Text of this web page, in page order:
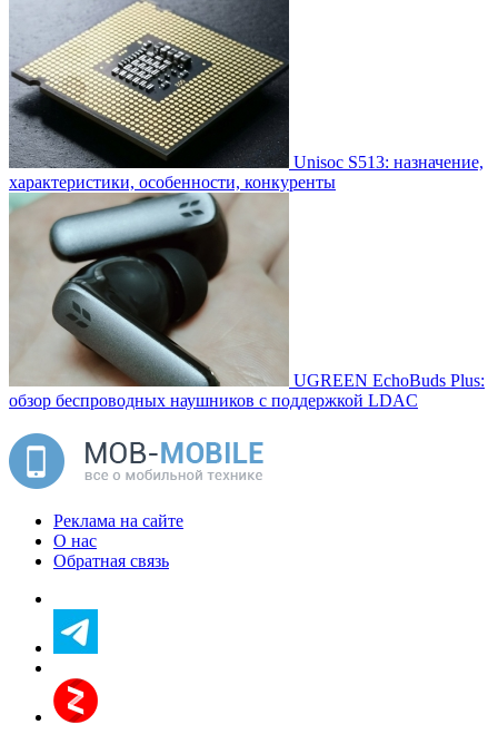
Unisoc S513: назначение,
характеристики, особенности, конкуренты
UGREEN EchoBuds Plus:
обзор беспроводных наушников с поддержкой LDAC
Реклама на сайте
О нас
Обратная связь